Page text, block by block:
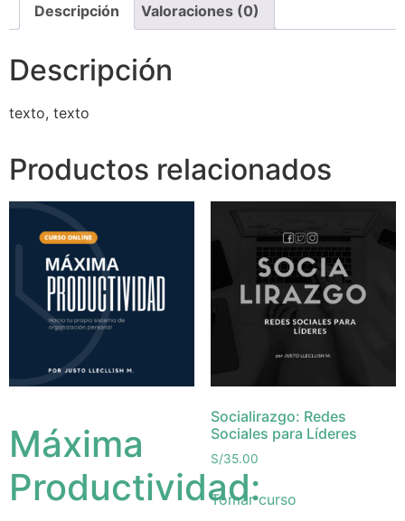
Descripción Valoraciones (0)
Descripción
texto, texto
Productos relacionados
Máxima
Productividad:
Socialirazgo: Redes
Sociales para Líderes
S/35.00
Tomar curso